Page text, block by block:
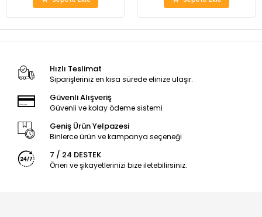
Hızlı Teslimat
Siparişleriniz en kısa sürede elinize ulaşır.
Güvenli Alışveriş
Güvenli ve kolay ödeme sistemi
Geniş Ürün Yelpazesi
Binlerce ürün ve kampanya seçeneği
7 / 24 DESTEK
Öneri ve şikayetlerinizi bize iletebilirsiniz.